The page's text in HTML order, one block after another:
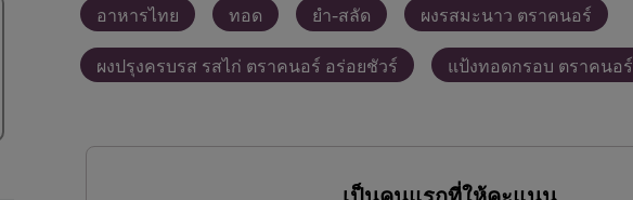
อาหารไทย ทอด ยำ-สลัด ผงรสมะนาว ตราคนอร์
ผงปรุงครบรส รสไก่ ตราคนอร์ อร่อยชัวร์ แป้งทอดกรอบ ตราคนอร์